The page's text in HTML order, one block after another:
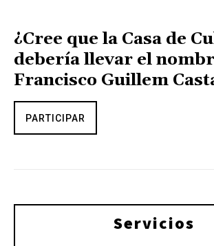
¿Cree que la Casa de
debería llevar el
Francisco Guillem
PARTICIPAR
Servicios